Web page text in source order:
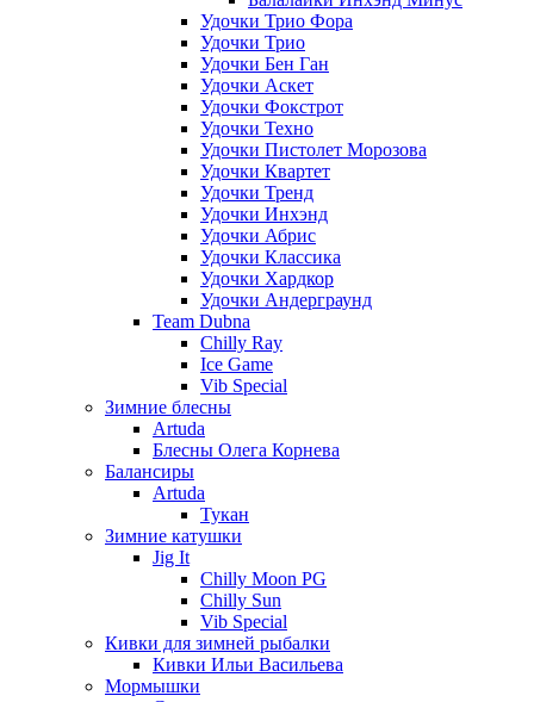
Удочки Трио Фора
Удочки Трио
Удочки Бен Ган
Удочки Аскет
Удочки Фокстрот
Удочки Техно
Удочки Пистолет Морозова
Удочки Квартет
Удочки Тренд
Удочки Инхэнд
Удочки Абрис
Удочки Классика
Удочки Хардкор
Удочки Андерграунд
Team Dubna
Chilly Ray
Ice Game
Vib Special
Зимние блесны
Artuda
Блесны Олега Корнева
Балансиры
Artuda
Тукан
Зимние катушки
Jig It
Chilly Moon PG
Chilly Sun
Vib Special
Кивки для зимней рыбалки
Кивки Ильи Васильева
Мормышки